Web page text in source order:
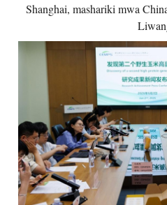
Shanghai, mashariki mwa